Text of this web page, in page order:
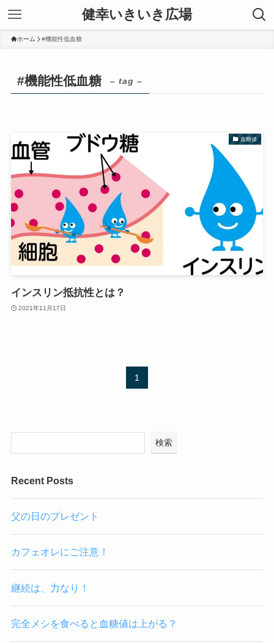
健幸いきいき広場
ホーム #機能性低血糖
#機能性低血糖 – tag –
血糖値
インスリン抵抗性とは？
2021年11月17日
1
検索
Recent Posts
父の日のプレゼント
カフェオレにご注意！
継続は、力なり！
完全メシを食べると血糖値は上がる？